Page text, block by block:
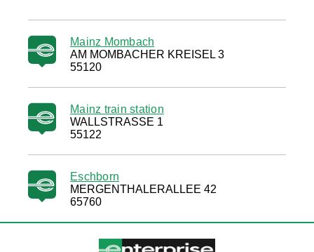
Mainz Mombach
AM MOMBACHER KREISEL 3
55120
Mainz train station
WALLSTRASSE 1
55122
Eschborn
MERGENTHALERALLEE 42
65760